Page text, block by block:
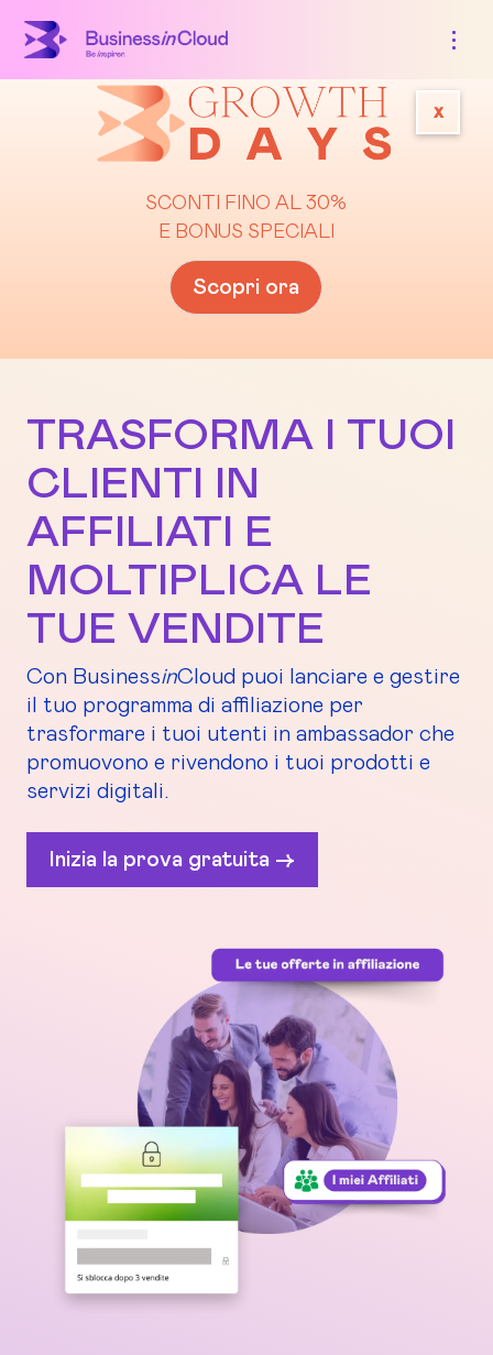
x
SCONTI FINO AL 30%
E BONUS SPECIALI
Scopri ora
TRASFORMA I TUOI
CLIENTI IN
AFFILIATI E
MOLTIPLICA LE
TUE VENDITE
Con BusinessinCloud puoi lanciare e gestire
il tuo programma di affiliazione per
trasformare i tuoi utenti in ambassador che
promuovono e rivendono i tuoi prodotti e
servizi digitali.
Inizia la prova gratuita ->